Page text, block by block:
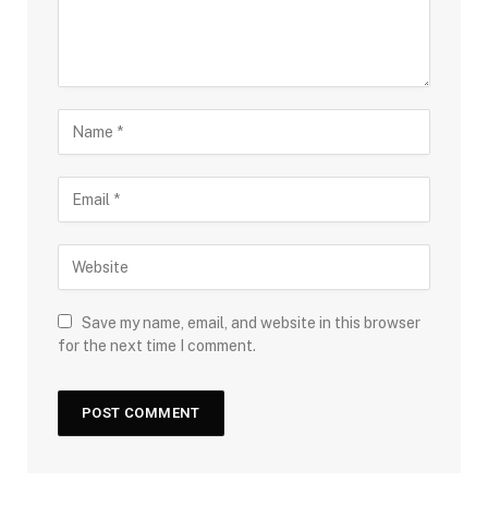
Save my name, email, and website in this browser
for the next time I comment.